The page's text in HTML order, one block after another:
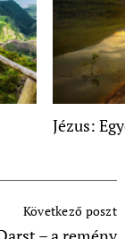
Jézus:
Következő poszt